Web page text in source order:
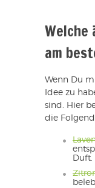
Welche
am
Wenn Du
Idee zu
sind. Hier
die
Duft.